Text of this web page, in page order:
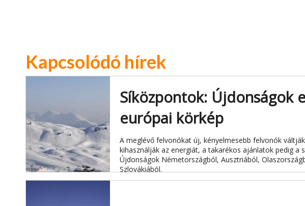
Kapcsolódó hírek
Síközpontok: Újdonságok
európai körkép
A meglévő felvonókat új, kényelmesebb felvonók
kihasználják az energiát, a takarékos ajánlatok pedig a
Újdonságok Németországból, Ausztriából,
Szlovákiából.